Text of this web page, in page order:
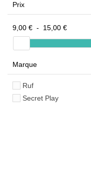
Prix
9,00 € - 15,00 €
Marque
Ruf
Secret Play